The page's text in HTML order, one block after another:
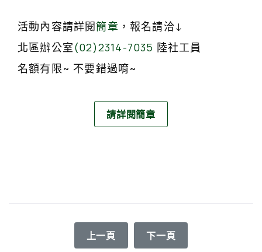
活動內容請詳閱簡章 ，報名請洽↓
北區辦公室(02)2314-7035 陸社工員
名額有限~ 不要錯過唷~
請詳閱簡章
上一篇文章: 【公告】「我的生命、我
上一頁 下一篇文章: 【公告】北
下一頁